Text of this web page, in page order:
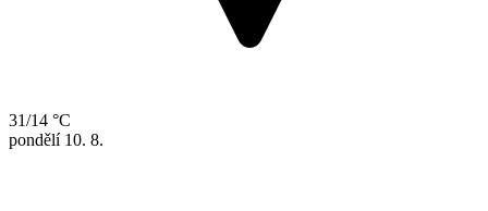
31/14 °C
pondělí 10. 8.